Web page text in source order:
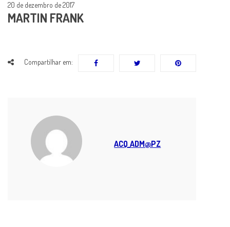
20 de dezembro de 2017
MARTIN FRANK
Compartilhar em:
ACQ_ADM@PZ